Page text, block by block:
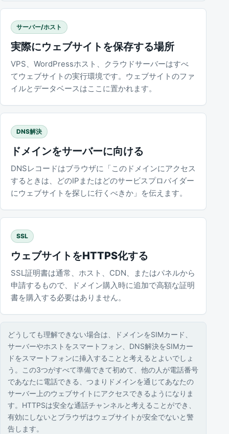
サーバー/ホスト
実際にウェブサイトを保存する場所
VPS、WordPressホスト、クラウドサーバーはすべ
てウェブサイトの実行環境です。ウェブサイトのファ
イルとデータベースはここに置かれます。
DNS解決
ドメインをサーバーに向ける
DNSレコードはブラウザに「このドメインにアクセス
するときは、どのIPまたはどのサービスプロバイダー
にウェブサイトを探しに行くべきか」を伝えます。
SSL
ウェブサイトをHTTPS化する
SSL証明書は通常、ホスト、CDN、またはパネルから
申請するもので、ドメイン購入時に追加で高額な証明
書を購入する必要はありません。
どうしても理解できない場合は、ドメインをSIMカード、
サーバーやホストをスマートフォン、DNS解決をSIMカー
ドをスマートフォンに挿入することと考えるとよいでしょ
う。この3つがすべて準備できて初めて、他の人が電話番号
であなたに電話できる、つまりドメインを通じてあなたの
サーバー上のウェブサイトにアクセスできるようになりま
す。HTTPSは安全な通話チャンネルと考えることができ、
有効にしないとブラウザはウェブサイトが安全でないと警
告します。